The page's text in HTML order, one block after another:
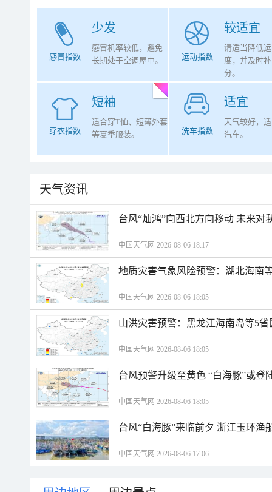
少发
感冒指数
感冒机率较低，避免
长期处于空调屋中。
较适宜
运动指数
请适当降低
度，并及时
分。
短袖
穿衣指数
适合穿T恤、短薄外套
等夏季服装。
适宜
洗车指数
天气较好，
汽车。
天气资讯
台风“灿鸿”向西北方向移动 未来对
中国天气网 2026-08-06 18:17
地质灾害气象风险预警：湖北海南
中国天气网 2026-08-06 18:05
山洪灾害预警：黑龙江海南岛等5
中国天气网 2026-08-06 18:05
台风预警升级至黄色 “白海豚”或登
中国天气网 2026-08-06 18:05
台风“白海豚”来临前夕 浙江玉环渔
中国天气网 2026-08-06 17:06